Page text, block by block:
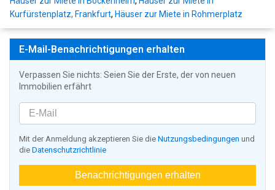
Kurfürstenplatz, Frankfurt, Häuser zur Miete in Rohmerplatz
E-Mail-Benachrichtigungen erhalten
Verpassen Sie nichts: Seien Sie der Erste, der von neuen
Immobilien erfährt
Mit der Anmeldung akzeptieren Sie die Nutzungsbedingungen und
die Datenschutzrichtlinie
Benachrichtigungen erhalten